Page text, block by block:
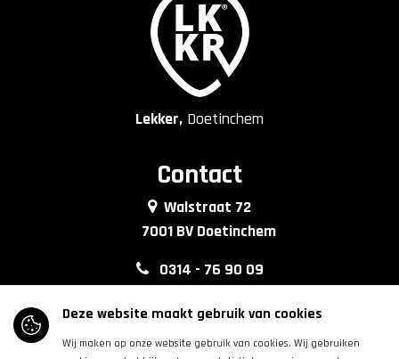
Lekker, Doetinchem
Contact
Walstraat 72
7001 BV Doetinchem
0314 - 76 90 09
info@lkkrdoetinchem.nl
Deze website maakt gebruik van cookies
Wij maken op onze website gebruik van cookies. Wij gebruiken